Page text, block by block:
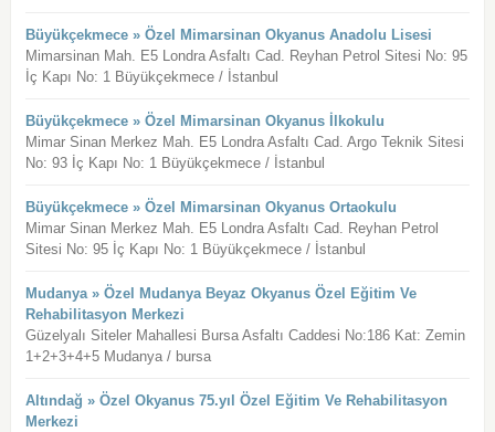
Büyükçekmece » Özel Mimarsinan Okyanus Anadolu Lisesi
Mimarsinan Mah. E5 Londra Asfaltı Cad. Reyhan Petrol Sitesi No: 95
İç Kapı No: 1 Büyükçekmece / İstanbul
Büyükçekmece » Özel Mimarsinan Okyanus İlkokulu
Mimar Sinan Merkez Mah. E5 Londra Asfaltı Cad. Argo Teknik Sitesi
No: 93 İç Kapı No: 1 Büyükçekmece / İstanbul
Büyükçekmece » Özel Mimarsinan Okyanus Ortaokulu
Mimar Sinan Merkez Mah. E5 Londra Asfaltı Cad. Reyhan Petrol
Sitesi No: 95 İç Kapı No: 1 Büyükçekmece / İstanbul
Mudanya » Özel Mudanya Beyaz Okyanus Özel Eğitim Ve
Rehabilitasyon Merkezi
Güzelyalı Siteler Mahallesi Bursa Asfaltı Caddesi No:186 Kat: Zemin
1+2+3+4+5 Mudanya / bursa
Altındağ » Özel Okyanus 75.yıl Özel Eğitim Ve Rehabilitasyon
Merkezi